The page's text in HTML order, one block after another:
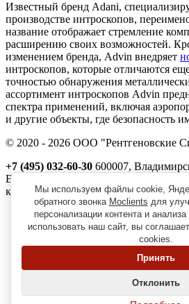
Известный бренд Adani,
производстве интроскопов,
название отображает стремление
расширению своих возможностей.
изменением бренда, Advin внедряет
интроскопов, которые отличаются
точностью обнаружения
ассортимент интроскопов Advin
спектра применений, включая
и другие объекты, где безопасность
© 2020 - 2026 ООО "Рентгеновские
+7 (495) 032-60-30 600007,
Владимир, ул. Северная, д. 1м,
корп. 11, пом. 41
Реквизиты
Политика обработки персональных
Пользовательское соглашение
Согласие на получение рекламно-
Мы используем файлы cookie,
обратного звонка Moclients для
персонализации контента и
использовать наш сайт, вы
cookies.
Принять
Отклонить